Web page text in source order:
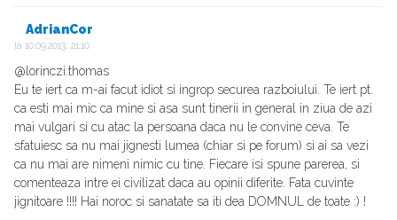
AdrianCor
la 10.09.2013, 21:10
@lorinczi.thomas
Eu te iert ca m-ai facut idiot si ingrop securea razboiului. Te iert pt.
ca esti mai mic ca mine si asa sunt tinerii in general in ziua de azi
mai vulgari si cu atac la persoana daca nu le convine ceva. Te
sfatuiesc sa nu mai jignesti lumea (chiar si pe forum) si ai sa vezi
ca nu mai are nimeni nimic cu tine. Fiecare isi spune parerea, si
comenteaza intre ei civilizat daca au opinii diferite. Fata cuvinte
jignitoare !!!! Hai noroc si sanatate sa iti dea DOMNUL de toate :) !